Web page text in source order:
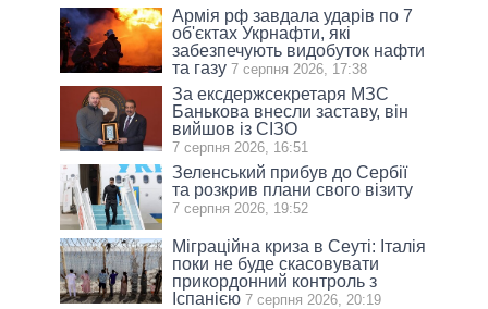
Армія рф завдала ударів по 7
об'єктах Укрнафти, які
забезпечують видобуток нафти
та газу 7 серпня 2026, 17:38
За ексдержсекретаря МЗС
Банькова внесли заставу, він
вийшов із СІЗО
7 серпня 2026, 16:51
Зеленський прибув до Сербії
та розкрив плани свого візиту
7 серпня 2026, 19:52
Міграційна криза в Сеуті: Італія
поки не буде скасовувати
прикордонний контроль з
Іспанією 7 серпня 2026, 20:19